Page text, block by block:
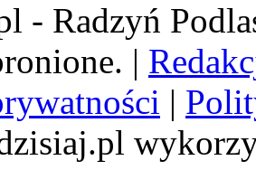
- Radzyń
|
|